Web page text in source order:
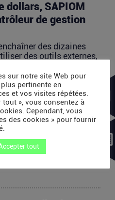
dollars, SAPIOM
de gestion
des dizaines
des outils externes,
plateformes
électronique
électronique crée,
un nouveau marché :
sur notre site Web pour
pertinente en
et vos visites répétées.
tout », vous consentez à
Cependant, vous
des cookies » pour fournir
tout